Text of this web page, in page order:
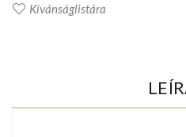
Kívánságlistára